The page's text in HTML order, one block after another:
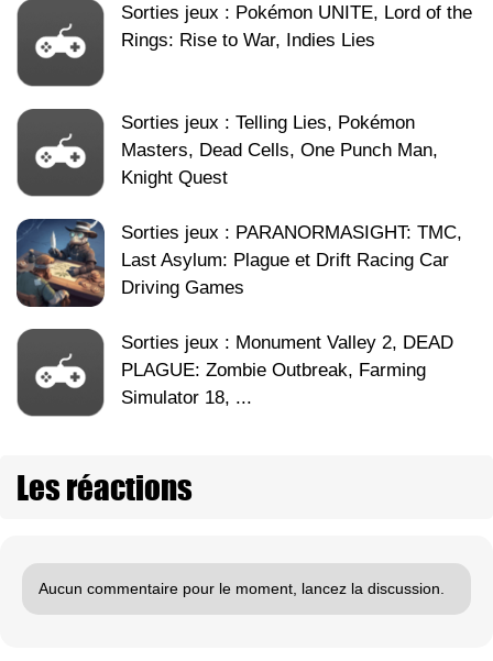
Sorties jeux : Pokémon UNITE, Lord of the
Rings: Rise to War, Indies Lies
Sorties jeux : Telling Lies, Pokémon
Masters, Dead Cells, One Punch Man,
Knight Quest
Sorties jeux : PARANORMASIGHT: TMC,
Last Asylum: Plague et Drift Racing Car
Driving Games
Sorties jeux : Monument Valley 2, DEAD
PLAGUE: Zombie Outbreak, Farming
Simulator 18, ...
Les réactions
Aucun commentaire pour le moment, lancez la discussion.